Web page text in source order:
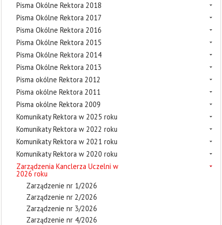
Pisma Okólne Rektora 2018
Pisma Okólne Rektora 2017
Pisma Okólne Rektora 2016
Pisma Okólne Rektora 2015
Pisma Okólne Rektora 2014
Pisma Okólne Rektora 2013
Pisma okólne Rektora 2012
Pisma okólne Rektora 2011
Pisma okólne Rektora 2009
Komunikaty Rektora w 2025 roku
Komunikaty Rektora w 2022 roku
Komunikaty Rektora w 2021 roku
Komunikaty Rektora w 2020 roku
Zarządzenia Kanclerza Uczelni w
2026 roku
Zarządzenie nr 1/2026
Zarządzenie nr 2/2026
Zarządzenie nr 3/2026
Zarządzenie nr 4/2026